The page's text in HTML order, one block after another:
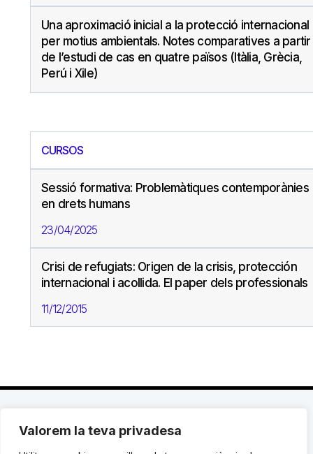
Valorem la teva privadesa
Una aproximació inicial a la protecció internacional
per motius ambientals. Notes comparatives a partir
de l’estudi de cas en quatre països (Itàlia, Grècia,
Perú i Xile)
CURSOS
Sessió formativa: Problemàtiques contemporànies
en drets humans
23/04/2025
Crisi de refugiats: Origen de la crisis, protección
internacional i acollida. El paper dels professionals
11/12/2015
C. Avinyó 44, 2n | 08002 Barcelona |